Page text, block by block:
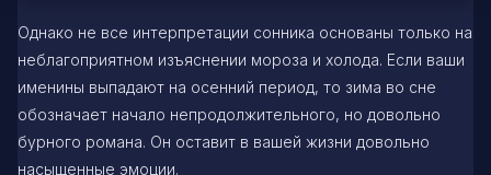
Однако не все интерпретации сонника основаны только на
неблагоприятном изъяснении мороза и холода. Если ваши
именины выпадают на осенний период, то зима во сне
обозначает начало непродолжительного, но довольно
бурного романа. Он оставит в вашей жизни довольно
насыщенные эмоции.